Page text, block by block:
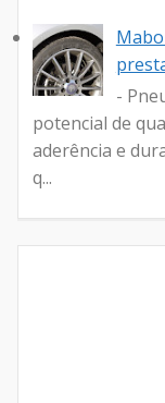
-
potencial de
aderência e
q...